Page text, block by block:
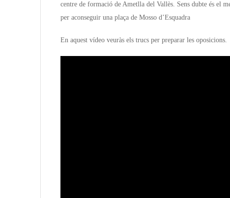
centre de formació de Ametlla del Vallès. Sens dubte és el
per aconseguir una plaça de Mosso d’Esquadra
En aquest vídeo veuràs els trucs per preparar les oposicions.